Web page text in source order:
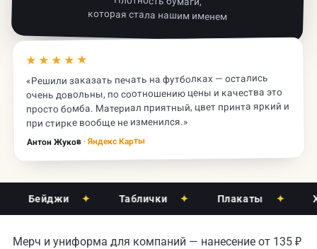
которая стала нашим именем
★★★★★
«Решили заказать печать на футболках — остались
очень довольны, по соотношению цены и качества это
просто бомба. Материал приятный, цвет принта яркий и
при стирке вообще не изменился.»
Антон Жуков· Яндекс Карты
Бейджи ✦ Таблички ✦ Плакаты ✦
Мерч и униформа для компаний — нанесение от 135 ₽